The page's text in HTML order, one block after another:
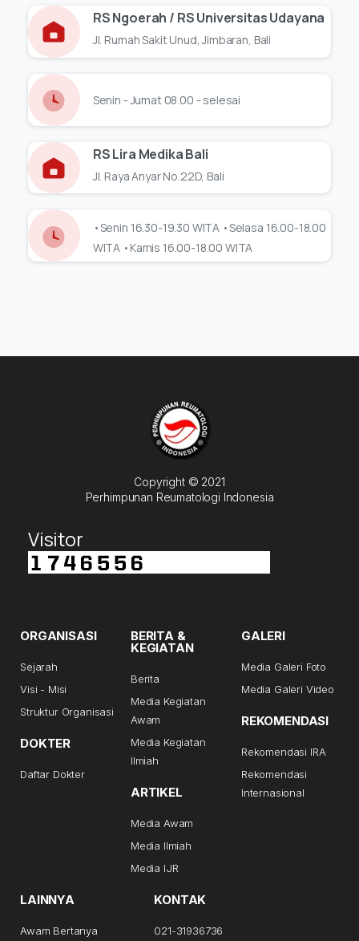
RS Ngoerah / RS Universitas Udayana
Jl. Rumah Sakit Unud, Jimbaran, Bali
Senin - Jumat 08.00 - selesai
RS Lira Medika Bali
Jl. Raya Anyar No.22D, Bali
•Senin 16.30-19.30 WITA •Selasa 16.00-18.00
WITA •Kamis 16.00-18.00 WITA
Copyright © 2021
Perhimpunan Reumatologi Indonesia
Visitor
ORGANISASI
Sejarah
Visi - Misi
Struktur Organisasi
DOKTER
Daftar Dokter
BERITA &
KEGIATAN
Berita
Media Kegiatan
Awam
Media Kegiatan
Ilmiah
ARTIKEL
Media Awam
Media Ilmiah
Media IJR
GALERI
Media Galeri Foto
Media Galeri Video
REKOMENDASI
Rekomendasi IRA
Rekomendasi
Internasional
LAINNYA
Awam Bertanya
KONTAK
021-31936736